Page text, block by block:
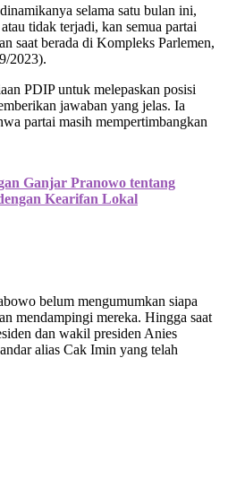
selama satu bulan ini,
tidak terjadi, kan semua partai
saat berada di Kompleks Parlemen,
2023).
PDIP untuk melepaskan posisi
jawaban yang jelas. Ia
partai masih mempertimbangkan
Ganjar Pranowo tentang
Kearifan Lokal
belum mengumumkan siapa
mendampingi mereka. Hingga saat
dan wakil presiden Anies
alias Cak Imin yang telah